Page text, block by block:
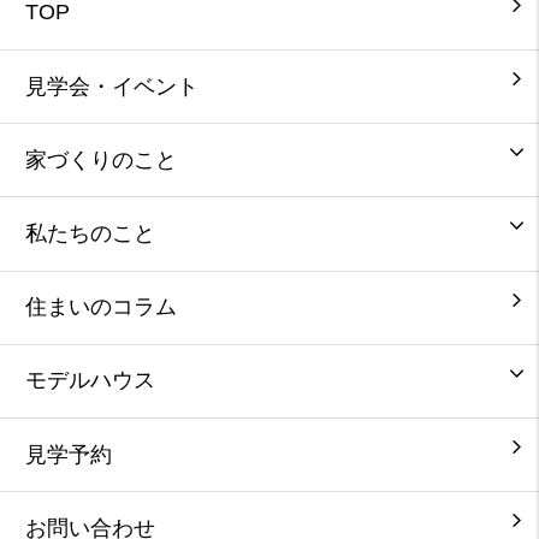
TOP
見学会・イベント
家づくりのこと
私たちのこと
住まいのコラム
モデルハウス
見学予約
お問い合わせ